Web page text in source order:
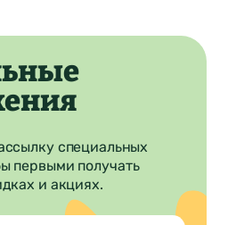
специальных
первыми получать
и акциях.